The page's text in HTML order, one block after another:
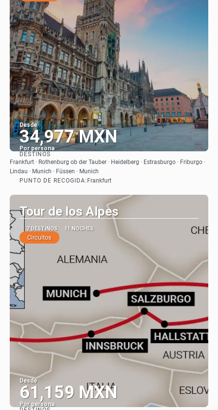
Desde
34,977 MXN
Por persona
Ver
DESTINOS
Frankfurt · Rothenburg ob der Tauber · Heidelberg · Estrasburgo · Friburgo ·
Lindau · Munich · Füssen · Munich
PUNTO DE RECOGIDA: Frankfurt
Tour de los Alpes
7 DESTINOS 11 NOCHES
Circuitos
Desde
61,159 MXN
Por persona